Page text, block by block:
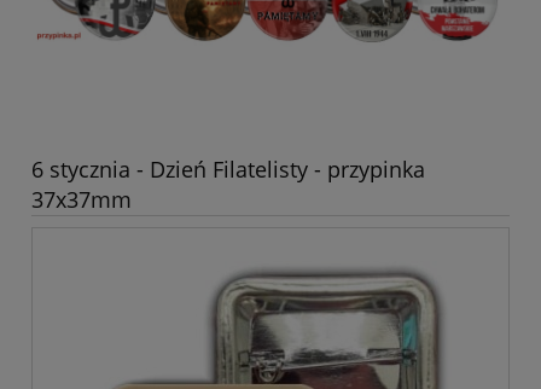
6 stycznia - Dzień Filatelisty - przypinka
37x37mm